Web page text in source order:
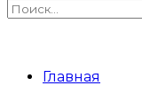
Главная